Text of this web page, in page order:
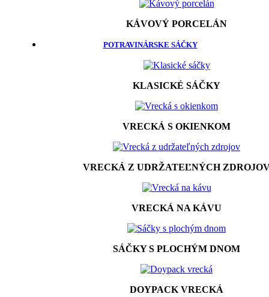
KÁVOVÝ PORCELÁN
POTRAVINÁRSKE SÁČKY
KLASICKÉ SÁČKY
VRECKÁ S OKIENKOM
VRECKÁ Z UDRŽATEĽNÝCH
VRECKÁ NA KÁVU
SÁČKY S PLOCHÝM DNOM
DOYPACK VRECKÁ